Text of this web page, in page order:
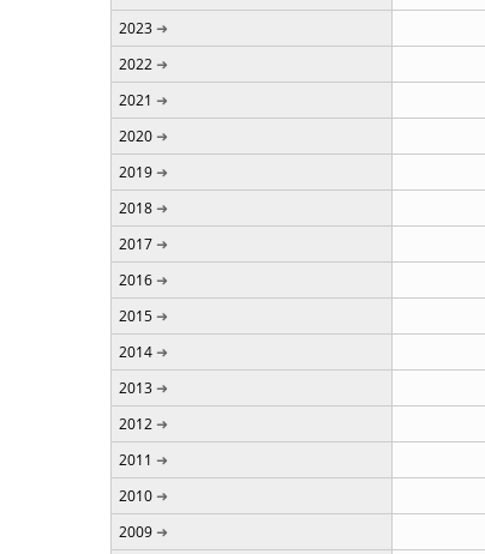
2023
2022
2021
2020
2019
2018
2017
2016
2015
2014
2013
2012
2011
2010
2009